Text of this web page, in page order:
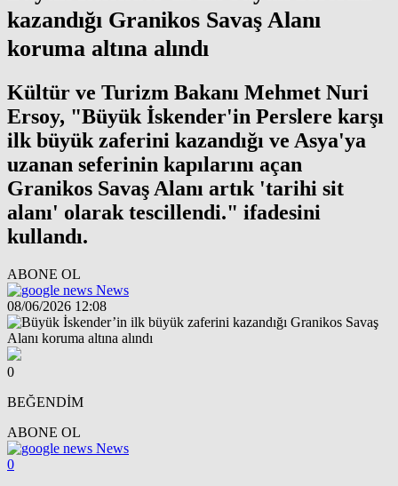
kazandığı Granikos Savaş Alanı
koruma altına alındı
Kültür ve Turizm Bakanı Mehmet Nuri
Ersoy, "Büyük İskender'in Perslere karşı
ilk büyük zaferini kazandığı ve Asya'ya
uzanan seferinin kapılarını açan
Granikos Savaş Alanı artık 'tarihi sit
alanı' olarak tescillendi." ifadesini
kullandı.
ABONE OL
News
08/06/2026 12:08
0
BEĞENDİM
ABONE OL
News
0